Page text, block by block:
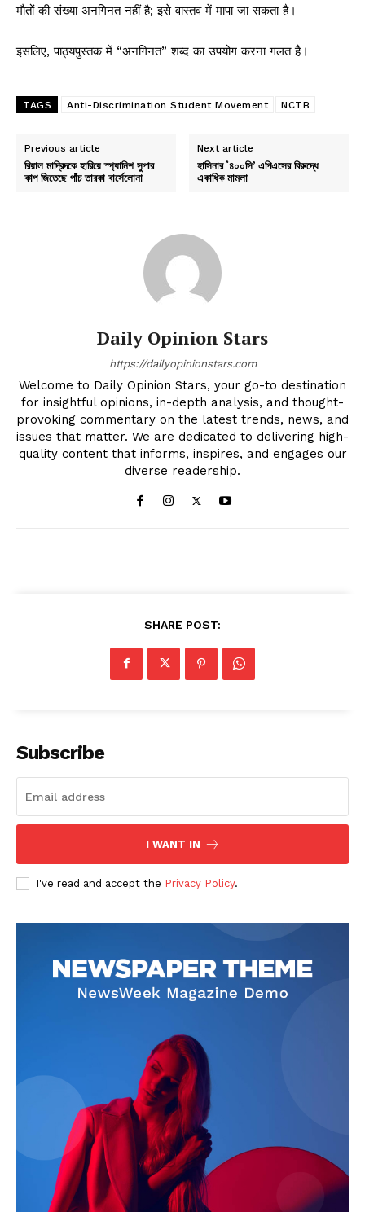
मौतों की संख्या अनगिनत नहीं है; इसे वास्तव में मापा जा सकता है।
इसलिए, पाठ्यपुस्तक में “अनगिनत” शब्द का उपयोग करना गलत है।
TAGS Anti-Discrimination Student Movement NCTB
Previous article
রিয়াল মাদ্রিদকে হারিয়ে স্প্যানিশ সুপার
কাপ জিতেছে পাঁচ তারকা বার্সেলোনা
Next article
হাসিনার ‘৪০০সি’ এপিএসের বিরুদ্ধে
একাধিক মামলা
Daily Opinion Stars
https://dailyopinionstars.com
Welcome to Daily Opinion Stars, your go-to destination
for insightful opinions, in-depth analysis, and thought-
provoking commentary on the latest trends, news, and
issues that matter. We are dedicated to delivering high-
quality content that informs, inspires, and engages our
diverse readership.
SHARE POST:
Subscribe
I WANT IN
I've read and accept the Privacy Policy.